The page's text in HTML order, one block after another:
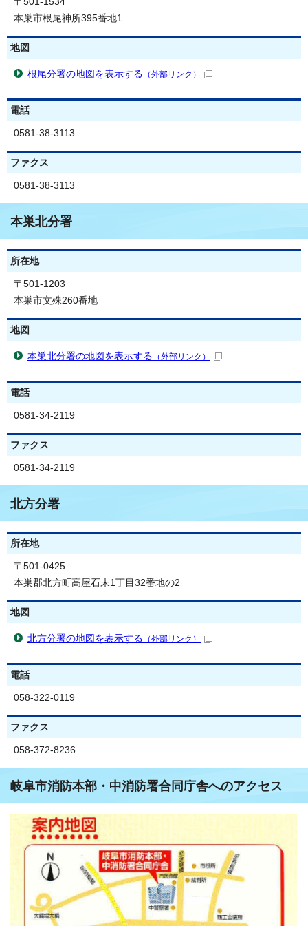
本巣市根尾神所395番地1
地図
根尾分署の地図を表示する （外部リンク）
電話
0581-38-3113
ファクス
0581-38-3113
本巣北分署
所在地
〒501-1203
本巣市文殊260番地
地図
本巣北分署の地図を表示する （外部リンク）
電話
0581-34-2119
ファクス
0581-34-2119
北方分署
所在地
〒501-0425
本巣郡北方町高屋石末1丁目32番地の2
地図
北方分署の地図を表示する （外部リンク）
電話
058-322-0119
ファクス
058-372-8236
岐阜市消防本部・中消防署合同庁舎へのアクセス